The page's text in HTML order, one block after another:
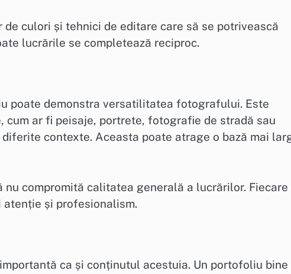
culori și tehnici de editare care să se potrivească
lucrările se completează reciproc.
poate demonstra versatilitatea fotografului. Este
cum ar fi peisaje, portrete, fotografie de stradă sau
contexte. Aceasta poate atrage o bază mai
compromită calitatea generală a lucrărilor. Fiecare
și profesionalism.
ca și conținutul acestuia. Un portofoliu bine